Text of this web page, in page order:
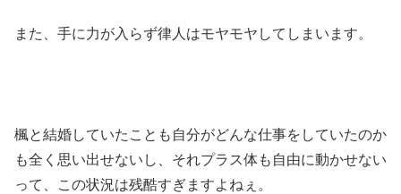
また、手に力が入らず律人はモヤモヤしてしまいます。
楓と結婚していたことも自分がどんな仕事をしていたのか
も全く思い出せないし、それプラス体も自由に動かせない
って、この状況は残酷すぎますよねぇ。